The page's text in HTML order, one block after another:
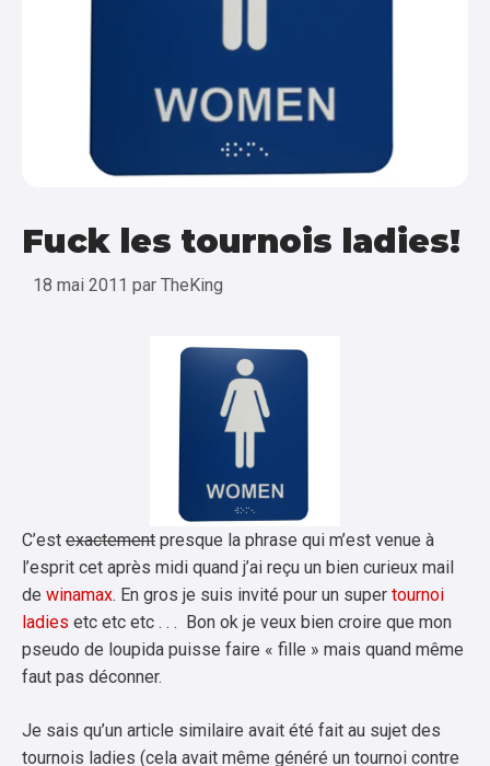
Fuck les tournois ladies!
18 mai 2011 par TheKing
C’est exactement presque la phrase qui m’est venue à
l’esprit cet après midi quand j’ai reçu un bien curieux mail
de winamax. En gros je suis invité pour un super tournoi
ladies etc etc etc . . . Bon ok je veux bien croire que mon
pseudo de loupida puisse faire « fille » mais quand même
faut pas déconner.
Je sais qu’un article similaire avait été fait au sujet des
tournois ladies (cela avait même généré un tournoi contre